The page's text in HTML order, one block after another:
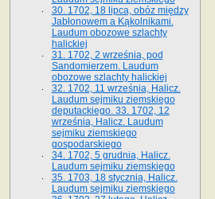
30. 1702, 18 lipca, obóz między
Jabłonowem a Kąkolnikami.
Laudum obozowe szlachty
halickiej
31. 1702, 2 września, pod
Sandomierzem. Laudum
obozowe szlachty halickiej
32. 1702, 11 września, Halicz.
Laudum sejmiku ziemskiego
deputackiego. 33. 1702, 12
września, Halicz. Laudum
sejmiku ziemskiego
gospodarskiego
34. 1702, 5 grudnia, Halicz.
Laudum sejmiku ziemskiego
35. 1703, 18 stycznia, Halicz.
Laudum sejmiku ziemskiego